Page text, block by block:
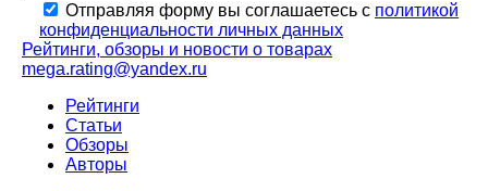
Отправляя форму вы соглашаетесь с политикой
конфиденциальности личных данных
Рейтинги, обзоры и новости о товарах
mega.rating@yandex.ru
Рейтинги
Статьи
Обзоры
Авторы